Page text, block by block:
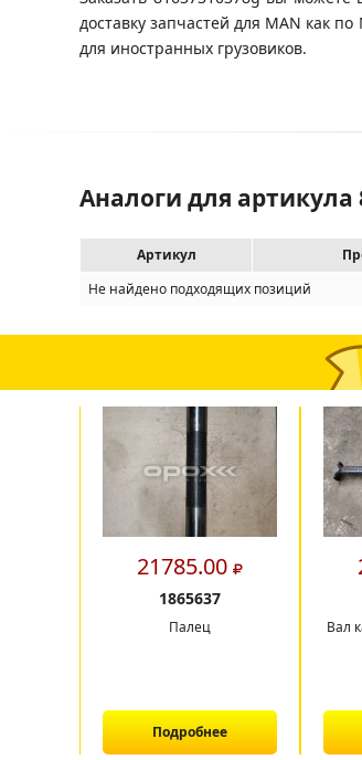
доставку запчастей для MAN как
для иностранных грузовиков.
Аналоги для артикула
Артикул
Не найдено подходящих позиций
21785.00
1865637
Палец
Подробнее
Вал